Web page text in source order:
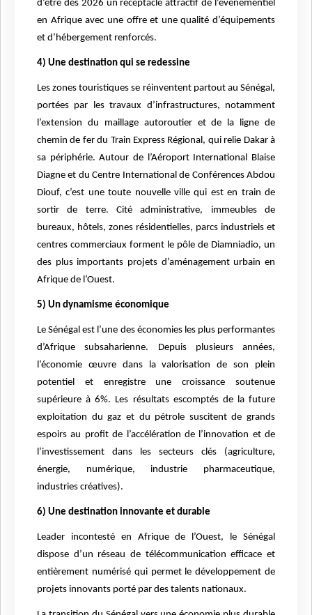
d’être dès 2026 un réceptacle attractif de l’évènementiel
en Afrique avec une offre et une qualité d’équipements
et d’hébergement renforcés.
4) Une destination qui se redessine
Les zones touristiques se réinventent partout au Sénégal,
portées par les travaux d’infrastructures, notamment
l’extension du maillage autoroutier et de la ligne de
chemin de fer du Train Express Régional, qui relie Dakar à
sa périphérie. Autour de l’Aéroport International Blaise
Diagne et du Centre International de Conférences Abdou
Diouf, c’est une toute nouvelle ville qui est en train de
sortir de terre. Cité administrative, immeubles de
bureaux, hôtels, zones résidentielles, parcs industriels et
centres commerciaux forment le pôle de Diamniadio, un
des plus importants projets d’aménagement urbain en
Afrique de l’Ouest.
5) Un dynamisme économique
Le Sénégal est l’une des économies les plus performantes
d’Afrique subsaharienne. Depuis plusieurs années,
l’économie œuvre dans la valorisation de son plein
potentiel et enregistre une croissance soutenue
supérieure à 6%. Les résultats escomptés de la future
exploitation du gaz et du pétrole suscitent de grands
espoirs au profit de l’accélération de l’innovation et de
l’investissement dans les secteurs clés (agriculture,
énergie, numérique, industrie pharmaceutique,
industries créatives).
6) Une destination innovante et durable
Leader incontesté en Afrique de l’Ouest, le Sénégal
dispose d’un réseau de télécommunication efficace et
entièrement numérisé qui permet le développement de
projets innovants porté par des talents nationaux.